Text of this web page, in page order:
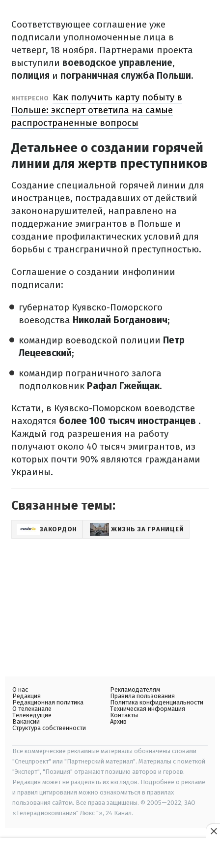
Соответствующее соглашение уже
подписали уполномоченные лица в
четверг, 18 ноября. Партнерами проекта
выступили воеводское управление,
полиция и пограничная служба Польши.
ИНТЕРЕСНО
Как получить карту побыту в
Польше: эксперт ответила на самые
распространенные вопросы
Детальнее о создании горячей
линии для жертв преступников
Создание специальной горячей линии для
иностранцев, пострадавших от действий
закононарушителей, направлено на
поддержание эмигрантов в Польше и
создание профилактических условий для
борьбы с трансграничной преступностью.
Соглашение о создании инфолинии
подписали:
губернатор Куявско-Поморского
воеводства Николай Богданович;
командир воеводской полиции Петр
Лецеевский;
командир пограничного залога
подполковник Рафал Гжейщак.
Кстати, в Куявско-Поморском воеводстве
находятся более 100 тысяч иностранцев .
Каждый год разрешения на работу
получают около 40 тысяч эмигрантов, из
которых почти 90% являются гражданами
Украины.
Связанные темы:
ЗАКОРДОН ЖИЗНЬ ЗА ГРАНИЦЕЙ
О нас
Редакция
Редакционная политика
О телеканале
Телеведущие
Вакансии
Структура собственности
Рекламодателям
Правила пользования
Политика конфиденциальности
Техническая информация
Контакты
Архив
Все коммерческие рекламные материалы обозначены словами
"Спецпроект" или "Партнерский материал". Материалы с пометкой
"Эксперт", "Позиция" отражают позицию авторов и героев.
Редакция может не разделять их взглядов. Подробнее о рекламе
и правил цитирования можно ознакомиться в правилах
пользования сайтом. Все права защищены. © 2005—2022, ЗАО
«Телерадиокомпания" Люкс "», 24 Канал.